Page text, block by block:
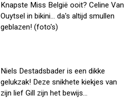
Knapste Miss België ooit? Celine Van
Ouytsel in bikini... da's altijd smullen
geblazen! (foto's)
Niels Destadsbader is een dikke
gelukzak! Deze snikhete kiekjes van
zijn lief Gill zijn het bewijs...